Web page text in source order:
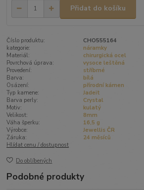
Přidat do košíku
Číslo produktu:
CHO555164
kategorie:
náramky
Materiál:
chirurgická ocel
Povrchová úprava:
vysoce leštěná
Provedení:
stříbrné
Barva:
bílá
Osázení:
přírodní kámen
Typ kamene:
Jadeit
Barva perly:
Crystal
Motiv:
kulatý
Velikost:
8mm
Váha šperku:
16,5 g
Výrobce:
Jewellis ČR
Záruka:
24 měsíců
Hlídat cenu / dostupnost
Do oblíbených
Podobné produkty